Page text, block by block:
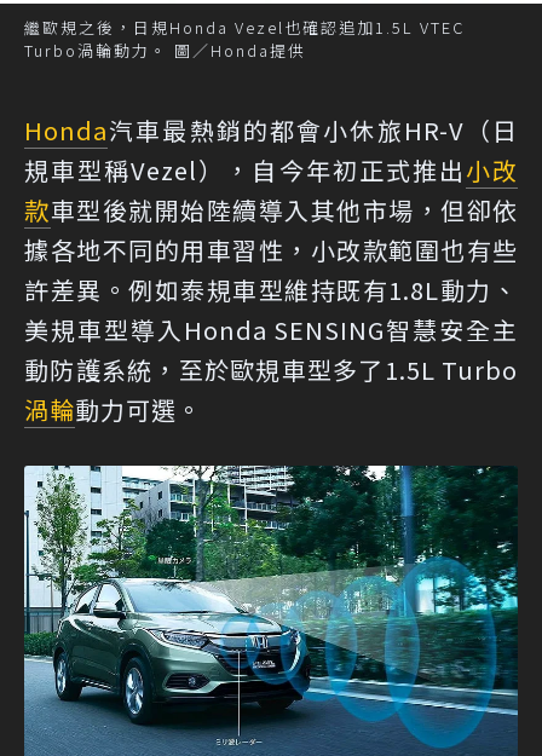
繼歐規之後，日規Honda Vezel也確認追加1.5L VTEC
Turbo渦輪動力。 圖／Honda提供
Honda汽車最熱銷的都會小休旅HR-V（日
規車型稱Vezel），自今年初正式推出小改
款車型後就開始陸續導入其他市場，但卻依
據各地不同的用車習性，小改款範圍也有些
許差異。例如泰規車型維持既有1.8L動力、
美規車型導入Honda SENSING智慧安全主
動防護系統，至於歐規車型多了1.5L Turbo
渦輪動力可選。